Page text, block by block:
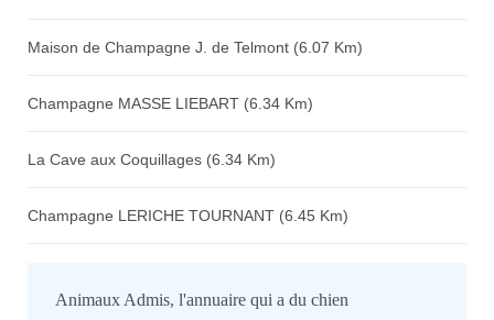
Maison de Champagne J. de Telmont (6.07 Km)
Champagne MASSE LIEBART (6.34 Km)
La Cave aux Coquillages (6.34 Km)
Champagne LERICHE TOURNANT (6.45 Km)
Animaux Admis, l'annuaire qui a du chien